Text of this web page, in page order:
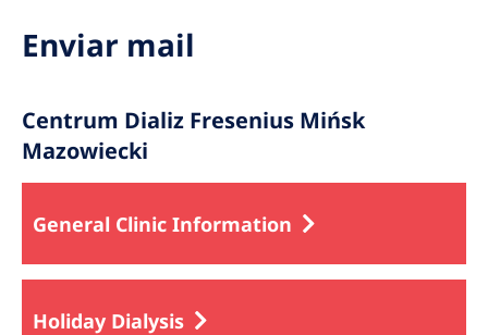
Enviar mail
Centrum Dializ Fresenius Mińsk
Mazowiecki
General Clinic Information
Holiday Dialysis